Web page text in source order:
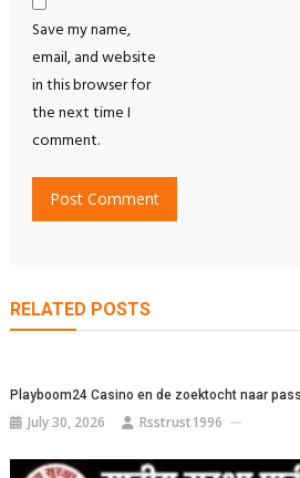
Save my name,
email, and website
in this browser for
the next time I
comment.
RELATED POSTS
Playboom24 Casino en de zoektocht naar
July 30, 2026 Rsstrust1996